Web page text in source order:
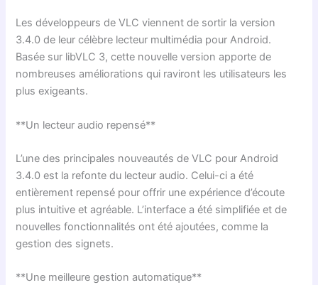
Les développeurs de VLC viennent de sortir la version
3.4.0 de leur célèbre lecteur multimédia pour Android.
Basée sur libVLC 3, cette nouvelle version apporte de
nombreuses améliorations qui raviront les utilisateurs les
plus exigeants.
**Un lecteur audio repensé**
L’une des principales nouveautés de VLC pour Android
3.4.0 est la refonte du lecteur audio. Celui-ci a été
entièrement repensé pour offrir une expérience d’écoute
plus intuitive et agréable. L’interface a été simplifiée et de
nouvelles fonctionnalités ont été ajoutées, comme la
gestion des signets.
**Une meilleure gestion automatique**